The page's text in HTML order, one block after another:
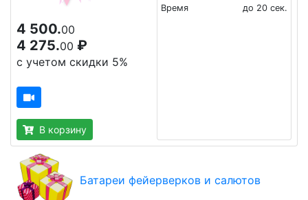
4 500.00
4 275.00 ₽
с учетом скидки 5%
В корзину
Время
до 20 сек.
Батареи фейерверков и салютов